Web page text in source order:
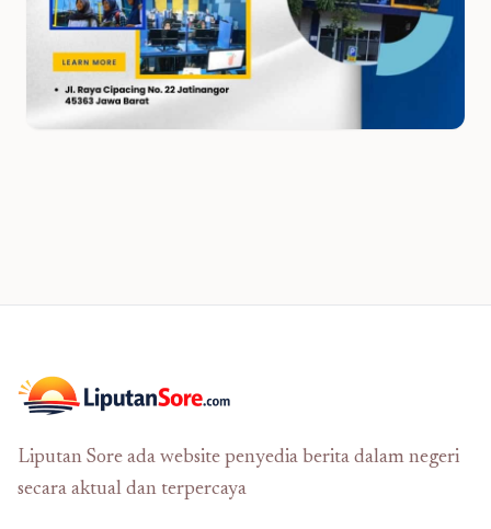
Liputan Sore ada website penyedia berita dalam negeri
secara aktual dan terpercaya